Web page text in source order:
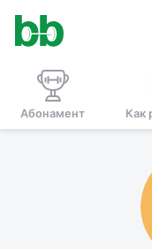
Абонамент Как